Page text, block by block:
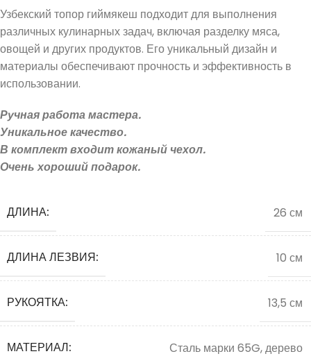
Узбекский топор гиймякеш подходит для выполнения
различных кулинарных задач, включая разделку мяса,
овощей и других продуктов. Его уникальный дизайн и
материалы обеспечивают прочность и эффективность в
использовании.
Ручная работа мастера.
Уникальное качество.
В комплект входит кожаный чехол.
Очень хороший подарок.
ДЛИНА: 26 см
ДЛИНА ЛЕЗВИЯ: 10 см
РУКОЯТКА: 13,5 см
МАТЕРИАЛ: Сталь марки 65G, дерево